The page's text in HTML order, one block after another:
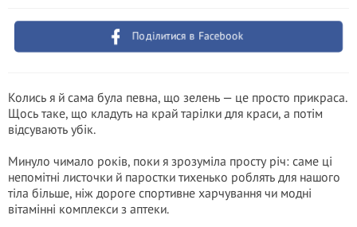
Поділитися в Facebook
Колись я й сама була певна, що зелень — це просто прикраса.
Щось таке, що кладуть на край тарілки для краси, а потім
відсувають убік.
Минуло чимало років, поки я зрозуміла просту річ: саме ці
непомітні листочки й паростки тихенько роблять для нашого
тіла більше, ніж дороге спортивне харчування чи модні
вітамінні комплекси з аптеки.